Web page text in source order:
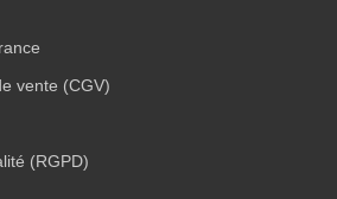
vente (CGV)
(RGPD)